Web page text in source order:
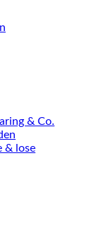
& Co.
& lose